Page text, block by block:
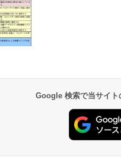
Google 検索で当サイト